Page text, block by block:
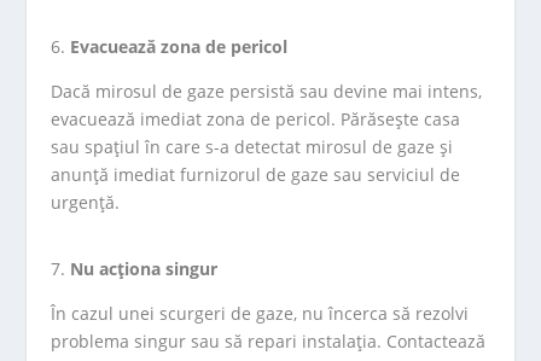
Evacuează zona de pericol
Dacă mirosul de gaze persistă sau devine mai intens,
evacuează imediat zona de pericol. Părăsește casa
sau spațiul în care s-a detectat mirosul de gaze și
anunță imediat furnizorul de gaze sau serviciul de
urgență.
Nu acționa singur
În cazul unei scurgeri de gaze, nu încerca să rezolvi
problema singur sau să repari instalația. Contactează